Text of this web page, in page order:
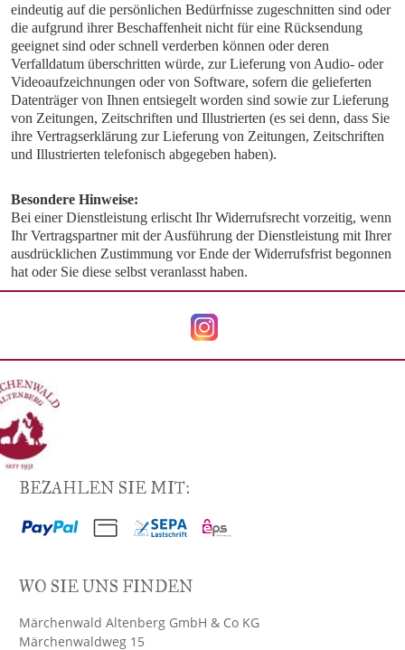
eindeutig auf die persönlichen Bedürfnisse zugeschnitten sind oder
die aufgrund ihrer Beschaffenheit nicht für eine Rücksendung
geeignet sind oder schnell verderben können oder deren
Verfalldatum überschritten würde, zur Lieferung von Audio- oder
Videoaufzeichnungen oder von Software, sofern die gelieferten
Datenträger von Ihnen entsiegelt worden sind sowie zur Lieferung
von Zeitungen, Zeitschriften und Illustrierten (es sei denn, dass Sie
ihre Vertragserklärung zur Lieferung von Zeitungen, Zeitschriften
und Illustrierten telefonisch abgegeben haben).
Besondere Hinweise:
Bei einer Dienstleistung erlischt Ihr Widerrufsrecht vorzeitig, wenn
Ihr Vertragspartner mit der Ausführung der Dienstleistung mit Ihrer
ausdrücklichen Zustimmung vor Ende der Widerrufsfrist begonnen
hat oder Sie diese selbst veranlasst haben.
BEZAHLEN SIE MIT:
WO SIE UNS FINDEN
Märchenwald Altenberg GmbH & Co KG
Märchenwaldweg 15